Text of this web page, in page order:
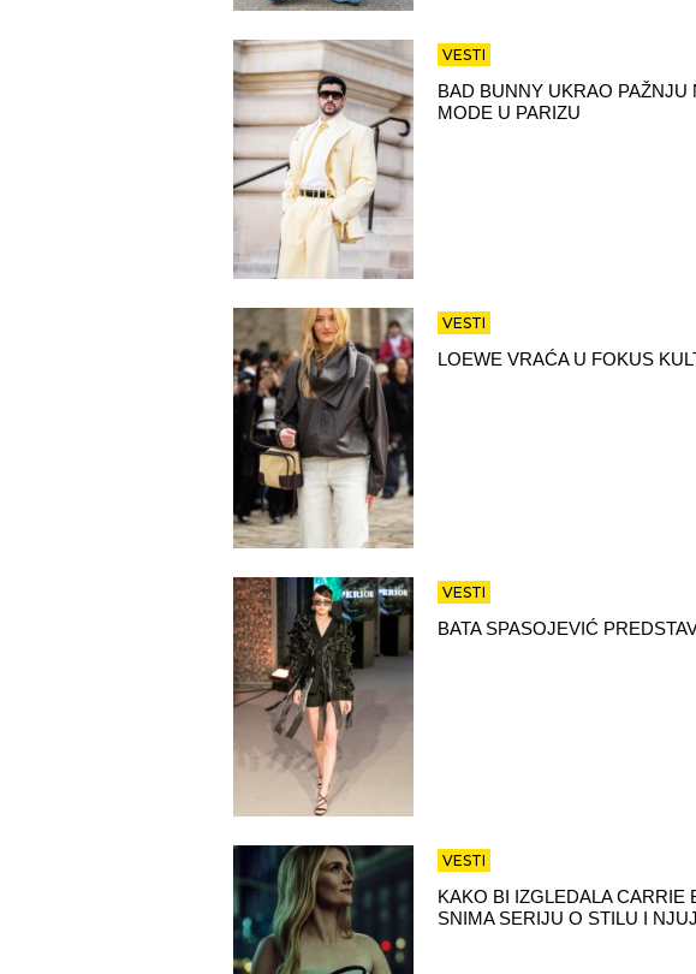
VESTI
BAD BUNNY UKRAO
MODE U PARIZU
VESTI
LOEWE VRAĆA U FOKUS
VESTI
BATA SPASOJEVIĆ
VESTI
KAKO BI IZGLEDALA CARRIE
SNIMA SERIJU O STILU I